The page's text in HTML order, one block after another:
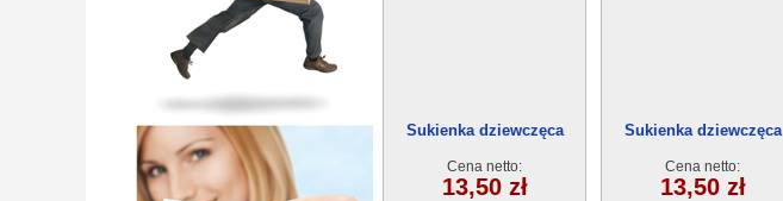
Sukienka dziewczęca
Cena netto:
13,50 zł
Sukienka dziewczęca
Cena netto:
13,50 zł